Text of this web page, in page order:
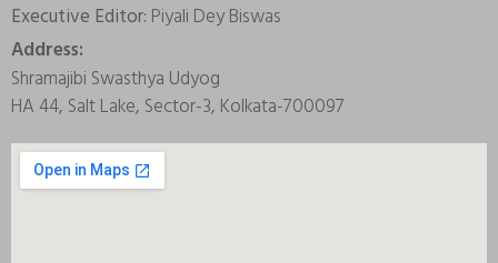
Executive Editor: Piyali Dey Biswas
Address:
Shramajibi Swasthya Udyog
HA 44, Salt Lake, Sector-3, Kolkata-700097